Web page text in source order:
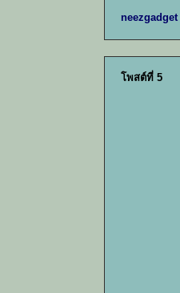
neezgadget
โพสต์ที่ 5